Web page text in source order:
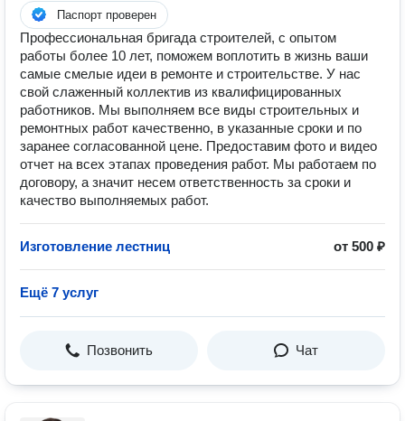
Паспорт проверен
Профессиональная бригада строителей, с опытом
работы более 10 лет, поможем воплотить в жизнь ваши
самые смелые идеи в ремонте и строительстве. У нас
свой слаженный коллектив из квалифицированных
работников. Мы выполняем все виды строительных и
ремонтных работ качественно, в указанные сроки и по
заранее согласованной цене. Предоставим фото и видео
отчет на всех этапах проведения работ. Мы работаем по
договору, а значит несем ответственность за сроки и
качество выполняемых работ.
Изготовление лестниц от 500 ₽
Ещё 7 услуг
Позвонить Чат